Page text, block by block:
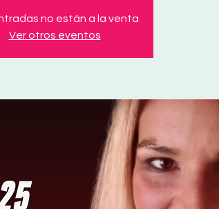
no están a la venta
Ver otros eventos